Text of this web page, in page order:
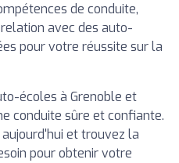
de conduite,
avec des auto-
pour votre réussite sur la
écoles à Grenoble et
conduite sûre et confiante.
et trouvez la
pour obtenir votre